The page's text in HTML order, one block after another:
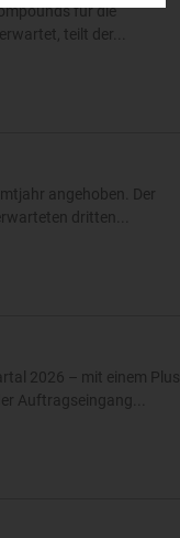
für die
teilt der...
angehoben. Der
dritten...
2026 – mit einem Plus
Auftragseingang...